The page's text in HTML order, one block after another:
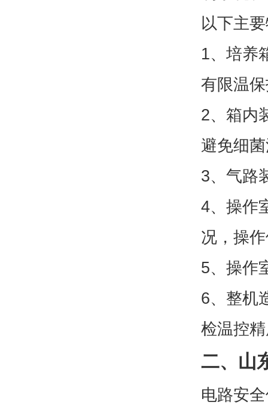
3、气路装置可
4、操作室前窗
5、操作室内备
6、整机造型新
二、山东厌氧
电路安全保护
主控气路组件 安
取样室形成厌氧
厌氧环境维持时
培养室温度波动
电源/功率 220，
培养室内尺寸
外形尺寸(cm)
您的单